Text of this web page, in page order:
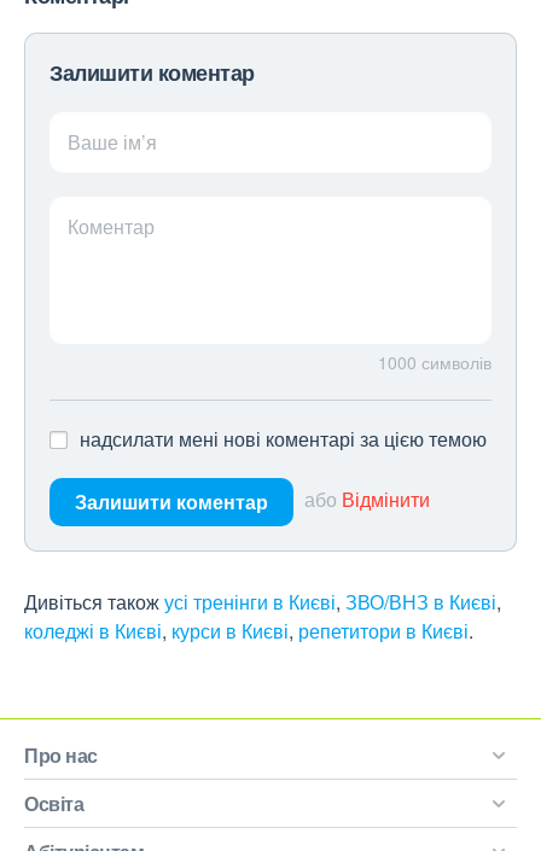
Залишити коментар
Ваше ім’я
Коментар
1000 символів
надсилати мені нові коментарі за цією темою
Залишити коментар або Відмінити
Дивіться такожусі тренінги в Києві, ЗВО/ВНЗ в Києві,
коледжі в Києві, курси в Києві, репетитори в Києві.
Про нас
Освіта